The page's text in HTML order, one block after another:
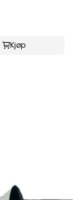
Kjøp